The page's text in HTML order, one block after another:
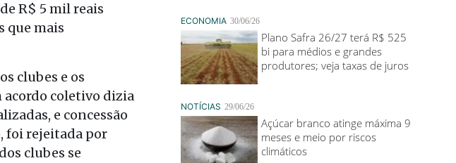
R$ 5 mil reais
que mais
clubes e os
acordo coletivo dizia
e concessão
foi rejeitada por
clubes se